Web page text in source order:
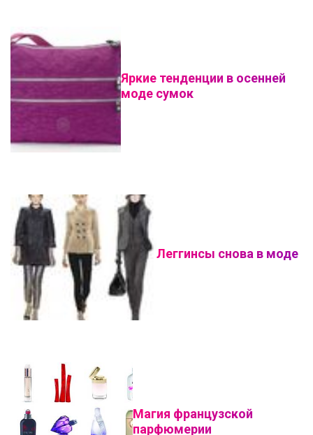
Яркие тенденции в осенней
моде сумок
Леггинсы снова в моде
Магия французской
парфюмерии